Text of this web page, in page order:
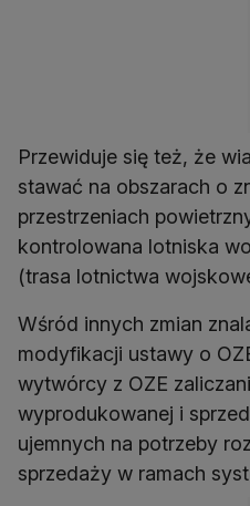
Przewiduje się też, że
stawać na obszarach o
przestrzeniach
kontrolowana lotniska
(trasa lotnictwa
Wśród innych zmian
modyfikacji ustawy o
wytwórcy z OZE
wyprodukowanej i
ujemnych na potrzeby
sprzedaży w ramach